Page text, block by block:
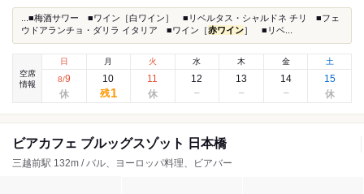
...■梅酒サワー ■ワイン［白ワイン］ ■リベルタス・シャルドネ チリ ■フェ
ウドアランチョ・ダリラ イタリア ■ワイン［赤ワイン］ ■リベ...
空席
情報
日
8/9
月
10
残1
火
11
水
12
木
13
金
14
土
15
ビアカフェ ブルッグスゾット 日本橋
三越前駅 132m / バル、ヨーロッパ料理、ビアバー